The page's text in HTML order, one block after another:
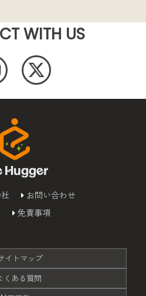
WITH US
お問い合わせ
免責事項
イトマップ
くある質問